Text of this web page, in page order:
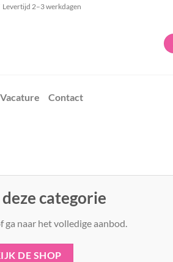
2–3 werkdagen
Vacature Contact
categorie
ga naar het volledige aanbod.
DE SHOP